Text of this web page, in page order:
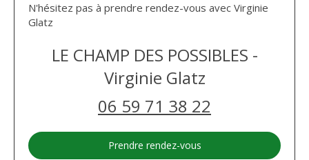
N'hésitez pas à prendre rendez-vous avec Virginie
Glatz
LE CHAMP DES POSSIBLES -
Virginie Glatz
06 59 71 38 22
Prendre rendez-vous